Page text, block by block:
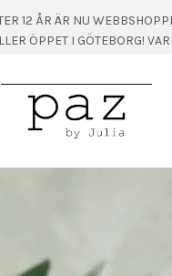
12 ÅR ÄR NU
ÖPPET I GÖTEBORG!